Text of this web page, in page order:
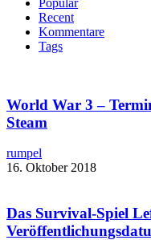
Recent
Kommentare
Tags
World War 3 –
Steam
rumpel
16. Oktober 2018
Das Survival-Spiel